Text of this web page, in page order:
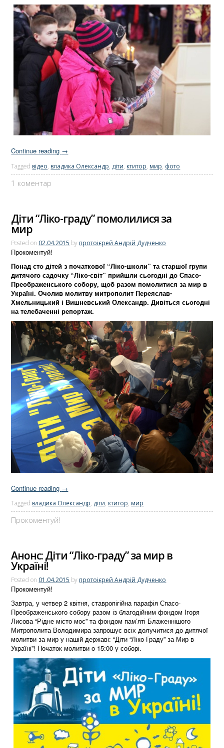
Continue reading →
Tagged відео, владика Олександр, діти, ктитор, мир, фото
1 коментар
Діти “Ліко-граду” помолилися за
мир
Posted on 02.04.2015 by протоієрей Андрій Дудченко
Прокоментуй!
Понад сто дітей з початкової “Ліко-школи” та старшої групи
дитячого садочку “Ліко-світ” прийшли сьогодні до Спасо-
Преображенського собору, щоб разом помолитися за мир в
Україні. Очолив молитву митрополит Переяслав-
Хмельницький і Вишневський Олександр. Дивіться сьогодні
на телебаченні репортаж.
Continue reading →
Tagged владика Олександр, діти, ктитор, мир
Прокоментуй!
Анонс: Діти “Ліко-граду” за мир в
Україні!
Posted on 01.04.2015 by протоієрей Андрій Дудченко
Прокоментуй!
Завтра, у четвер 2 квітня, ставропігійна парафія Спасо-
Преображенського собору разом із благодійним фондом Ігоря
Лисова “Рідне місто моє” та фондом пам’яті Блаженнішого
Митрополита Володимира запрошує всіх долучитися до дитячої
молитви за мир у нашій державі: “Діти “Ліко-Граду” за Мир в
Україні”! Початок молитви о 15:00 у соборі.